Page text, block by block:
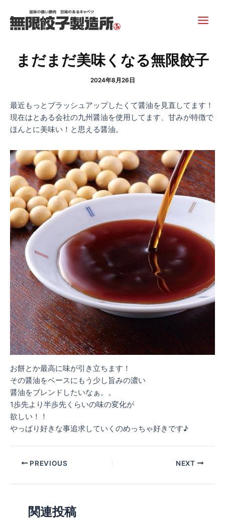
まだまだ美味くなる無限餃子
2024年8月26日
最近もっとブラッシュアップしたくて醤油を見直してます！
現在はとある会社の九州醤油を使用してます、甘みが特徴で
ほんとに美味い！と思える醤油。
お餅とか最高に味が引き立ちます！
その醤油をベースにもう少し旨みの濃い
醤油をブレンドしたいなぁ。。
1歩先より半歩先くらいの味の変化が
欲しい！！
やっぱり好きな事追求していくのめっちゃ好きです♪
navigation
PREVIOUS NEXT
関連投稿